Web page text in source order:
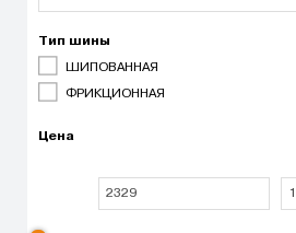
Тип шины
ШИПОВАННАЯ
ФРИКЦИОННАЯ
Цена